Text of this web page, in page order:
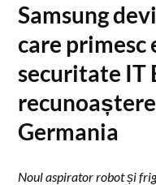
Samsung
care primesc
securitate IT
Germania
Noul aspirator robot și